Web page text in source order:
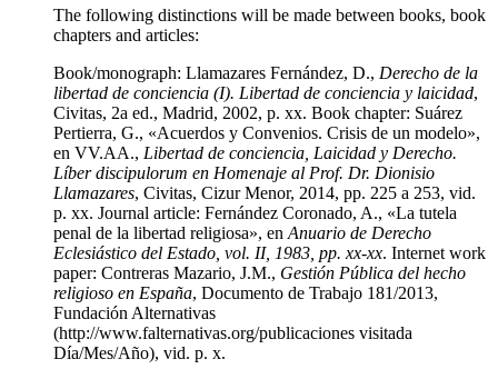
The following distinctions will be made between books, book
chapters and articles:
Book/monograph: Llamazares Fernández, D., Derecho de la
libertad de conciencia (I). Libertad de conciencia y laicidad,
Civitas, 2a ed., Madrid, 2002, p. xx. Book chapter: Suárez
Pertierra, G., «Acuerdos y Convenios. Crisis de un modelo»,
en VV.AA., Libertad de conciencia, Laicidad y Derecho.
Líber discipulorum en Homenaje al Prof. Dr. Dionisio
Llamazares, Civitas, Cizur Menor, 2014, pp. 225 a 253, vid.
p. xx. Journal article: Fernández Coronado, A., «La tutela
penal de la libertad religiosa», en Anuario de Derecho
Eclesiástico del Estado, vol. II, 1983, pp. xx-xx. Internet work
paper: Contreras Mazario, J.M., Gestión Pública del hecho
religioso en España, Documento de Trabajo 181/2013,
Fundación Alternativas
(http://www.falternativas.org/publicaciones visitada
Día/Mes/Año), vid. p. x.